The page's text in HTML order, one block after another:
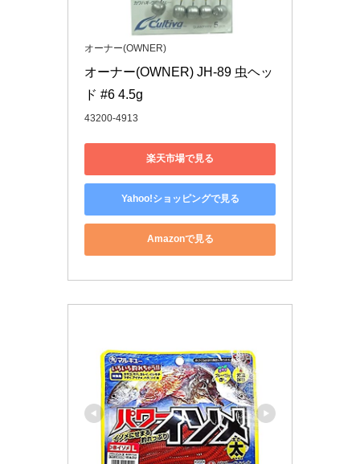
オーナー(OWNER)
オーナー(OWNER) JH-89 虫ヘッ
ド #6 4.5g
43200-4913
楽天市場で見る
Yahoo!ショッピングで見る
Amazonで見る